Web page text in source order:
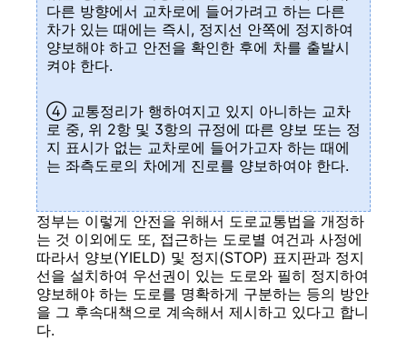
다른 방향에서 교차로에 들어가려고 하는 다른
차가 있는 때에는 즉시, 정지선 안쪽에 정지하여
양보해야 하고 안전을 확인한 후에 차를 출발시
켜야 한다.
④ 교통정리가 행하여지고 있지 아니하는 교차
로 중, 위 2항 및 3항의 규정에 따른 양보 또는 정
지 표시가 없는 교차로에 들어가고자 하는 때에
는 좌측도로의 차에게 진로를 양보하여야 한다.
정부는 이렇게 안전을 위해서 도로교통법을 개정하
는 것 이외에도 또, 접근하는 도로별 여건과 사정에
따라서 양보(YIELD) 및 정지(STOP) 표지판과 정지
선을 설치하여 우선권이 있는 도로와 필히 정지하여
양보해야 하는 도로를 명확하게 구분하는 등의 방안
을 그 후속대책으로 계속해서 제시하고 있다고 합니
다.